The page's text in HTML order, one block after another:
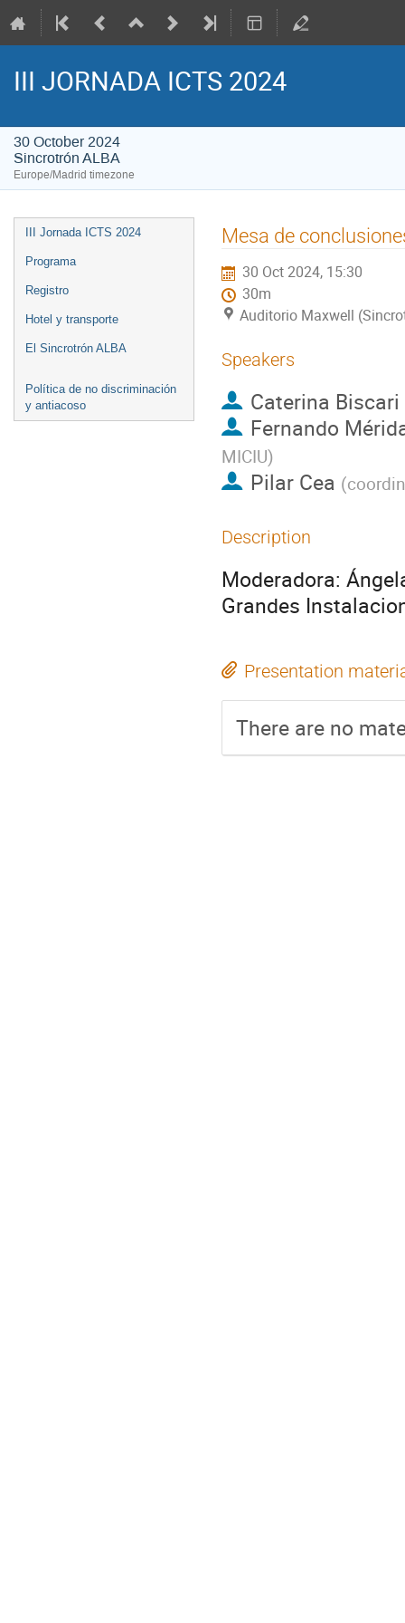
III JORNADA ICTS 2024
30 October 2024
Sincrotrón ALBA
Europe/Madrid timezone
Event
menu
III Jornada ICTS 2024
Programa
Registro
Hotel y transporte
El Sincrotrón ALBA
Política de no discriminación
y antiacoso
Mesa de
30 Oct 2024, 15:30
30m
Auditorio Maxwell
Speakers
Caterina Biscari
Fernando
MICIU)
Pilar Cea (
Description
Moderadora:
Grandes
Presentation
There are no